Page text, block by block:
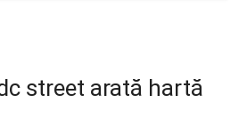
street arată hartă